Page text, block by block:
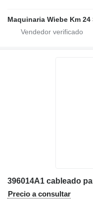
Maquinaria Wiebe Km 24
Precio a consultar